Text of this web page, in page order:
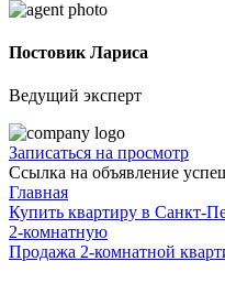
Постовик Лариса
Ведущий эксперт
Записаться на просмотр
Ссылка на объявление
Главная
Купить квартиру в Санкт-
2-комнатную
Продажа 2-комнатной